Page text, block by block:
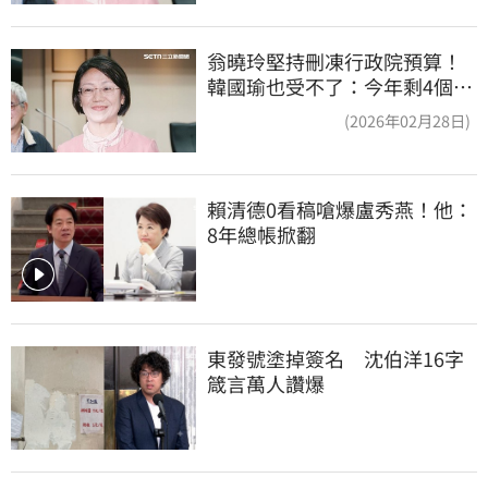
翁曉玲堅持刪凍行政院預算！
韓國瑜也受不了：今年剩4個月
(2026年02月28日)
賴清德0看稿嗆爆盧秀燕！他：
8年總帳掀翻
東發號塗掉簽名　沈伯洋16字
箴言萬人讚爆